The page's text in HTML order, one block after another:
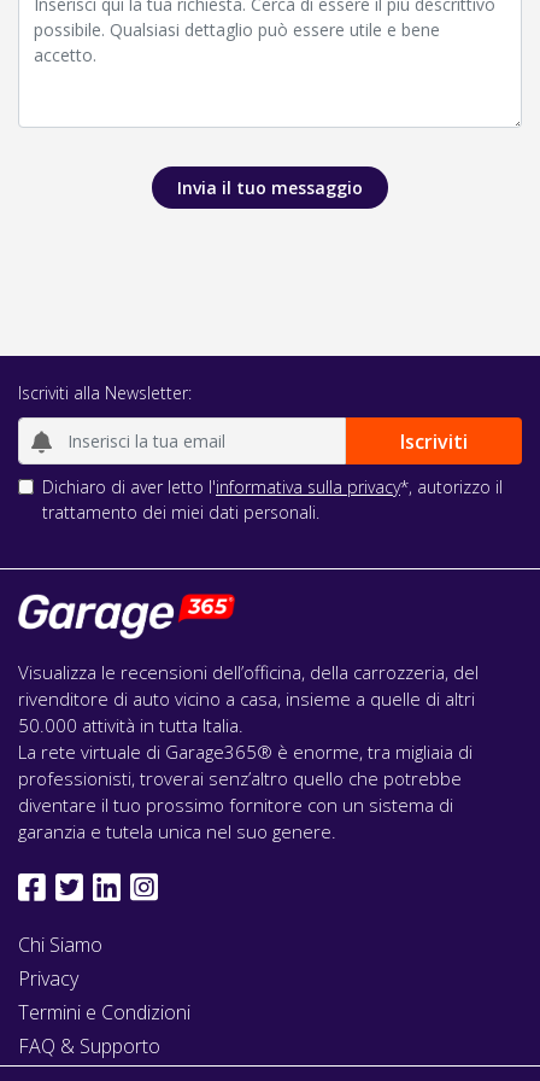
Invia il tuo messaggio
Iscriviti alla Newsletter:
Dichiaro di aver letto l'informativa sulla privacy*, autorizzo il
trattamento dei miei dati personali.
Visualizza le recensioni dell’officina, della carrozzeria, del
rivenditore di auto vicino a casa, insieme a quelle di altri
50.000 attività in tutta Italia.
La rete virtuale di Garage365® è enorme, tra migliaia di
professionisti, troverai senz’altro quello che potrebbe
diventare il tuo prossimo fornitore con un sistema di
garanzia e tutela unica nel suo genere.
Chi Siamo
Privacy
Termini e Condizioni
FAQ & Supporto